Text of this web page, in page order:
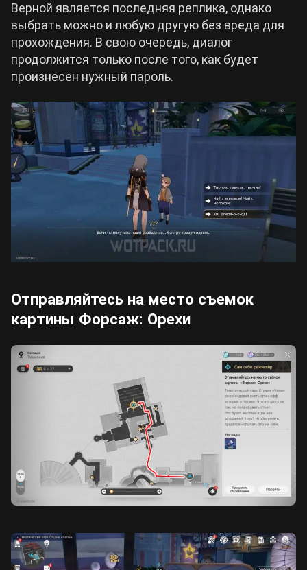
Верной является последняя реплика, однако
выбрать можно и любую другую без вреда для
прохождения. В свою очередь, диалог
продолжится только после того, как будет
произнесен нужный пароль.
Отправляйтесь на место съемок
картины Форсаж: Орехи